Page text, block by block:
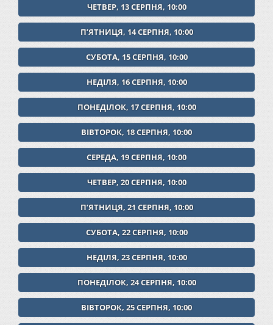
ЧЕТВЕР, 13 СЕРПНЯ, 10:00
ПʼЯТНИЦЯ, 14 СЕРПНЯ, 10:00
СУБОТА, 15 СЕРПНЯ, 10:00
НЕДІЛЯ, 16 СЕРПНЯ, 10:00
ПОНЕДІЛОК, 17 СЕРПНЯ, 10:00
ВІВТОРОК, 18 СЕРПНЯ, 10:00
СЕРЕДА, 19 СЕРПНЯ, 10:00
ЧЕТВЕР, 20 СЕРПНЯ, 10:00
ПʼЯТНИЦЯ, 21 СЕРПНЯ, 10:00
СУБОТА, 22 СЕРПНЯ, 10:00
НЕДІЛЯ, 23 СЕРПНЯ, 10:00
ПОНЕДІЛОК, 24 СЕРПНЯ, 10:00
ВІВТОРОК, 25 СЕРПНЯ, 10:00